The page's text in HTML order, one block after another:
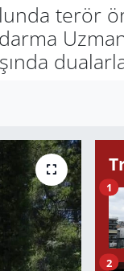
terör
dualarla
1
2